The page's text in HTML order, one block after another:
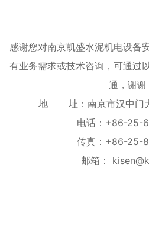
感谢您对南京凯盛水泥机电设备
有业务需求或技术咨询，可通过
通，谢谢
地 址：南京市汉中门
电话： +86-25-
传真：+86-25-
邮箱：